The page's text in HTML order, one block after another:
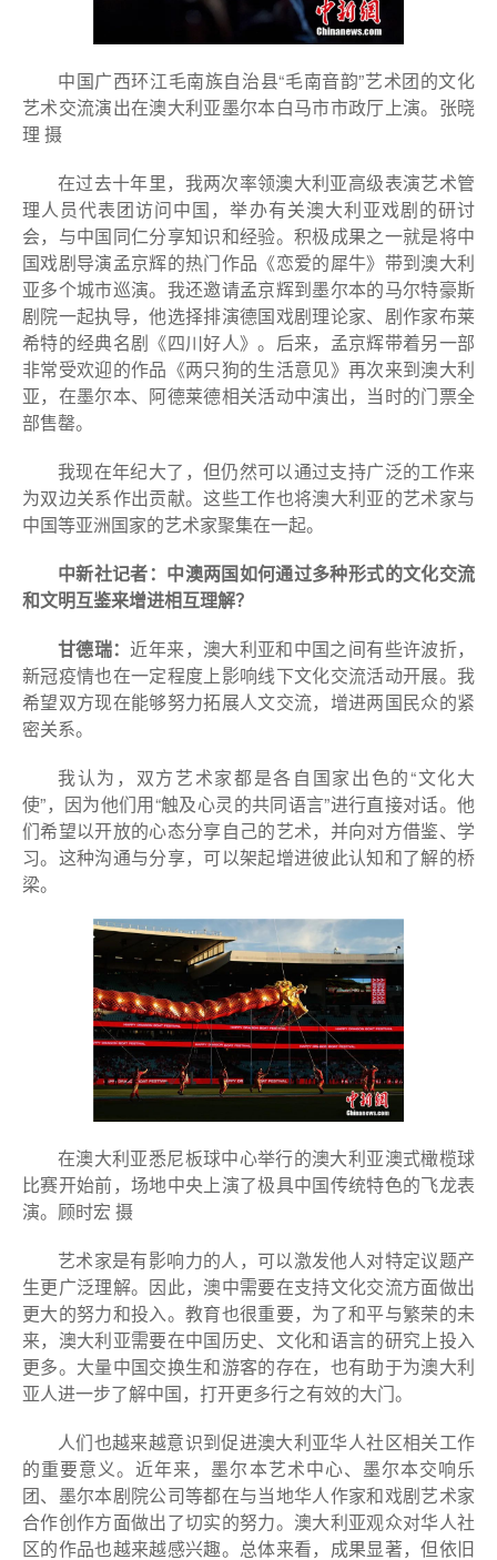
中国广西环江毛南族自治县“毛南音韵”艺术团的文化
艺术交流演出在澳大利亚墨尔本白马市市政厅上演。张晓
理 摄
在过去十年里，我两次率领澳大利亚高级表演艺术管
理人员代表团访问中国，举办有关澳大利亚戏剧的研讨
会，与中国同仁分享知识和经验。积极成果之一就是将中
国戏剧导演孟京辉的热门作品《恋爱的犀牛》带到澳大利
亚多个城市巡演。我还邀请孟京辉到墨尔本的马尔特豪斯
剧院一起执导，他选择排演德国戏剧理论家、剧作家布莱
希特的经典名剧《四川好人》。后来，孟京辉带着另一部
非常受欢迎的作品《两只狗的生活意见》再次来到澳大利
亚，在墨尔本、阿德莱德相关活动中演出，当时的门票全
部售罄。
我现在年纪大了，但仍然可以通过支持广泛的工作来
为双边关系作出贡献。这些工作也将澳大利亚的艺术家与
中国等亚洲国家的艺术家聚集在一起。
中新社记者：中澳两国如何通过多种形式的文化交流
和文明互鉴来增进相互理解？
甘德瑞：近年来，澳大利亚和中国之间有些许波折，
新冠疫情也在一定程度上影响线下文化交流活动开展。我
希望双方现在能够努力拓展人文交流，增进两国民众的紧
密关系。
我认为，双方艺术家都是各自国家出色的“文化大
使”，因为他们用“触及心灵的共同语言”进行直接对话。他
们希望以开放的心态分享自己的艺术，并向对方借鉴、学
习。这种沟通与分享，可以架起增进彼此认知和了解的桥
梁。
在澳大利亚悉尼板球中心举行的澳大利亚澳式橄榄球
比赛开始前，场地中央上演了极具中国传统特色的飞龙表
演。顾时宏 摄
艺术家是有影响力的人，可以激发他人对特定议题产
生更广泛理解。因此，澳中需要在支持文化交流方面做出
更大的努力和投入。教育也很重要，为了和平与繁荣的未
来，澳大利亚需要在中国历史、文化和语言的研究上投入
更多。大量中国交换生和游客的存在，也有助于为澳大利
亚人进一步了解中国，打开更多行之有效的大门。
人们也越来越意识到促进澳大利亚华人社区相关工作
的重要意义。近年来，墨尔本艺术中心、墨尔本交响乐
团、墨尔本剧院公司等都在与当地华人作家和戏剧艺术家
合作创作方面做出了切实的努力。澳大利亚观众对华人社
区的作品也越来越感兴趣。总体来看，成果显著，但依旧